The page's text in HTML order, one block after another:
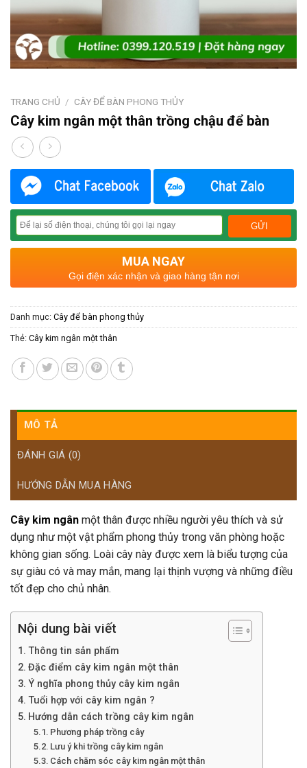
TRANG CHỦ / CÂY ĐỂ BÀN PHONG THỦY
Cây kim ngân một thân trồng chậu để bàn
MUA NGAY
Gọi điện xác nhận và giao hàng tận nơi
Danh mục: Cây để bàn phong thủy
Thẻ: Cây kim ngân một thân
MÔ TẢ
ĐÁNH GIÁ (0)
HƯỚNG DẪN MUA HÀNG
Cây kim ngân một thân được nhiều người yêu thích và sử
dụng như một vật phẩm phong thủy trong văn phòng hoặc
không gian sống. Loài cây này được xem là biểu tượng của
sự giàu có và may mắn, mang lại thịnh vượng và những điều
tốt đẹp cho chủ nhân.
Nội dung bài viết
Thông tin sản phẩm
Đặc điểm cây kim ngân một thân
Ý nghĩa phong thủy cây kim ngân
Tuổi hợp với cây kim ngân ?
Hướng dẫn cách trồng cây kim ngân
Phương pháp trồng cây
Lưu ý khi trồng cây kim ngân
Cách chăm sóc cây kim ngân một thân